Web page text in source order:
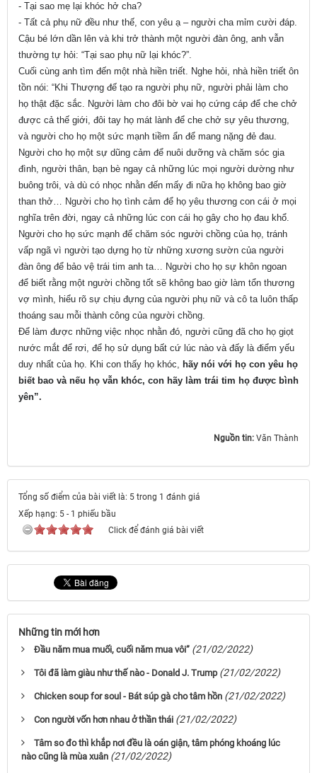
- Tại sao mẹ lại khóc hở cha?
- Tất cả phụ nữ đều như thế, con yêu ạ – người cha mỉm cười đáp.
Cậu bé lớn dần lên và khi trở thành một người đàn ông, anh vẫn
thường tự hỏi: “Tại sao phụ nữ lại khóc?”.
Cuối cùng anh tìm đến một nhà hiền triết. Nghe hỏi, nhà hiền triết ôn
tồn nói: “Khi Thượng đế tạo ra người phụ nữ, người phải làm cho
họ thật đặc sắc. Người làm cho đôi bờ vai họ cứng cáp để che chở
được cả thế giới, đôi tay họ mát lành để che chở sự yêu thương,
và người cho họ một sức mạnh tiềm ẩn để mang nặng đẻ đau.
Người cho họ một sự dũng cảm để nuôi dưỡng và chăm sóc gia
đình, người thân, bạn bè ngay cả những lúc mọi người dường như
buông trôi, và dù có nhọc nhằn đến mấy đi nữa họ không bao giờ
than thở… Người cho họ tình cảm để họ yêu thương con cái ở mọi
nghĩa trên đời, ngay cả những lúc con cái họ gây cho họ đau khổ.
Người cho họ sức mạnh để chăm sóc người chồng của họ, tránh
vấp ngã vì người tạo dựng họ từ những xương sườn của người
đàn ông để bảo vệ trái tim anh ta… Người cho họ sự khôn ngoan
để biết rằng một người chồng tốt sẽ không bao giờ làm tổn thương
vợ mình, hiểu rõ sự chịu đựng của người phụ nữ và cô ta luôn thấp
thoáng sau mỗi thành công của người chồng.
Để làm được những việc nhọc nhằn đó, người cũng đã cho họ giọt
nước mắt để rơi, để họ sử dụng bất cứ lúc nào và đấy là điểm yếu
duy nhất của họ. Khi con thấy họ khóc, hãy nói với họ con yêu họ
biết bao và nếu họ vẫn khóc, con hãy làm trái tim họ được bình
yên”.
Nguồn tin: Văn Thành
Tổng số điểm của bài viết là: 5 trong 1 đánh giá
Xếp hạng: 5 - 1 phiếu bầu
Click để đánh giá bài viết
Những tin mới hơn
Đầu năm mua muối, cuối năm mua vôi” (21/02/2022)
Tôi đã làm giàu như thế nào - Donald J. Trump (21/02/2022)
Chicken soup for soul - Bát súp gà cho tâm hồn (21/02/2022)
Con người vốn hơn nhau ở thần thái (21/02/2022)
Tâm so đo thì khắp nơi đều là oán giận, tâm phóng khoáng lúc
nào cũng là mùa xuân (21/02/2022)